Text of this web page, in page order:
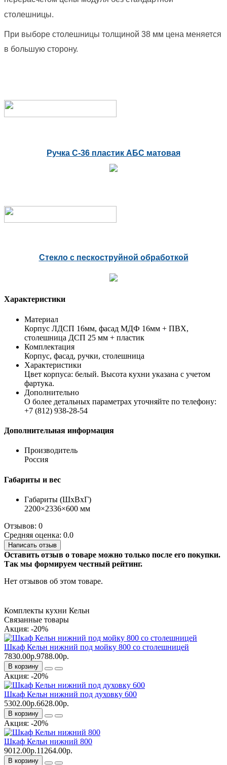
столешницы.
При выборе столешницы толщиной 38 мм цена меняется
в большую сторону.
Ручка С-36 пластик АБС матовая
Стекло с пескоструйной обработкой
Характеристики
Материал
Корпус ЛДСП 16мм, фасад МДФ 16мм + ПВХ,
столешница ДСП 25 мм + пластик
Комплектация
Корпус, фасад, ручки, столешница
Характеристики
Цвет корпуса: белый. Высота кухни указана с учетом
фартука.
Дополнительно
О более детальных параметрах уточняйте по телефону:
+7 (812) 938-28-54
Дополнительная информация
Производитель
Россия
Габариты и вес
Габариты (ШхВхГ)
2200×2336×600 мм
Отзывов: 0
Средняя оценка: 0.0
Написать отзыв
Оставить отзыв о товаре можно только после его покупки.
Так мы формируем честный рейтинг.
Нет отзывов об этом товаре.
Комплекты кухни Кельн
Связанные товары
Акция: -20%
Шкаф Кельн нижний под мойку 800 со столешницей
7830.00р.9788.00р.
В корзину
Акция: -20%
Шкаф Кельн нижний под духовку 600
5302.00р.6628.00р.
В корзину
Акция: -20%
Шкаф Кельн нижний 800
9012.00р.11264.00р.
В корзину